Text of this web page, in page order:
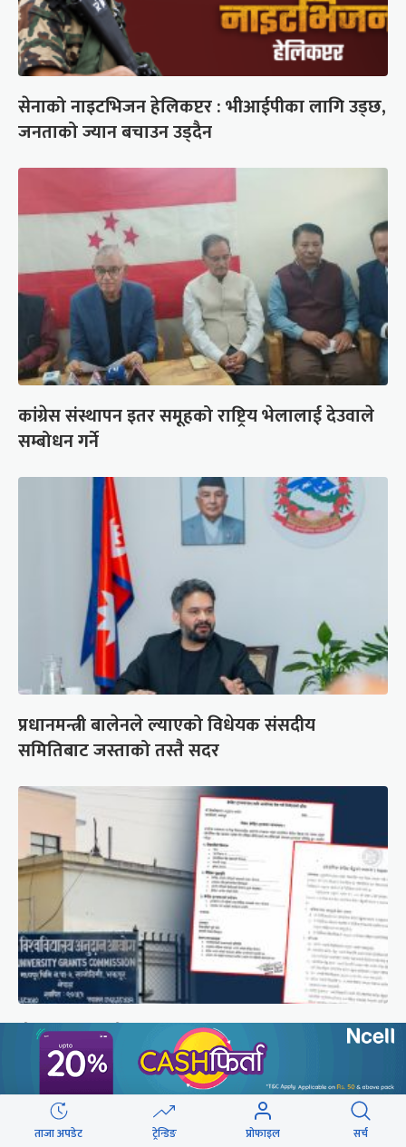
सेनाको नाइटभिजन हेलिकप्टर : भीआईपीका लागि उड्छ,
जनताको ज्यान बचाउन उड्दैन
कांग्रेस संस्थापन इतर समूहको राष्ट्रिय भेलालाई देउवाले
सम्बोधन गर्ने
प्रधानमन्त्री बालेनले ल्याएको विधेयक संसदीय
समितिबाट जस्ताको तस्तै सदर
शैक्षिक क्रेडिट बैंक : विदेशमा अध्ययन पूरा नगरी फर्किए
नेपालमा निरन्तरता
छुटाउनुभयो कि ?
ताजा अपडेट ट्रेन्डिङ प्रोफाइल सर्च